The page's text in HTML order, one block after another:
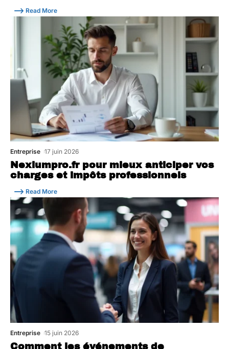
Read More
Nexiumpro.fr pour mieux anticiper vos
charges et impôts professionnels
Entreprise 17 juin 2026
Read More
Comment les événements de
Entreprise 15 juin 2026